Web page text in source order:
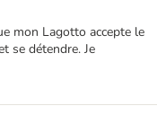
mon Lagotto accepte le
se détendre. Je